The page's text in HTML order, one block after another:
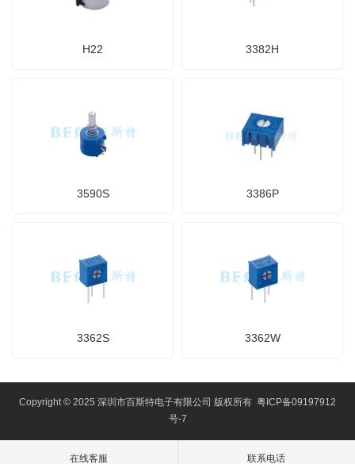
H22 3382H
3590S 3386P
3362S 3362W
Copyright © 2025 深圳市百斯特电子有限公司 版权所有 粤ICP备09197912
号-7
在线客服 联系电话